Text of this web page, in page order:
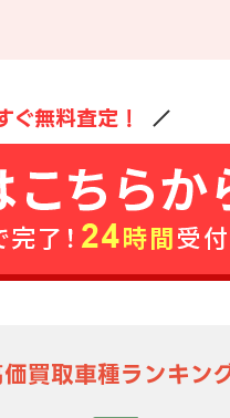
ぐ無料査定！
価買取車種ランキン